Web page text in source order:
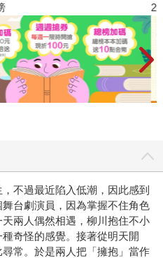
不過最近陷入低潮，因此感到
台劇演員，因為掌握不住角色
兩人偶然相遇，柳川抱住不小
奇怪的感覺。接著從明天開
常。於是兩人把「擁抱」當作